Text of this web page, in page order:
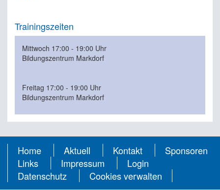
Trainingszeiten
Mittwoch 17:00 - 19:00 Uhr
Bildungszentrum Markdorf
Freitag 17:00 - 19:00 Uhr
Bildungszentrum Markdorf
Home Aktuell Kontakt
Sponsoren
Links
Impressum
Login
Datenschutz
Cookies verwalten